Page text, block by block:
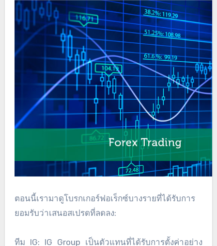
ตอนนี้เรามาดูโบรกเกอร์ฟอเร็กซ์บางรายที่ได้รับการ
ยอมรับว่าเสนอสเปรดที่ลดลง:
ทีม IG: IG Group เป็นตัวแทนที่ได้รับการตั้งค่าอย่าง